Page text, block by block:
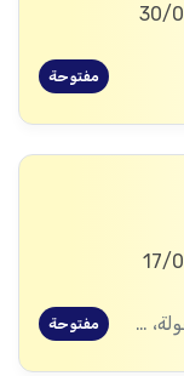
مفتوحة
تلدو، حمص, الحولة، حمص مفتوحة